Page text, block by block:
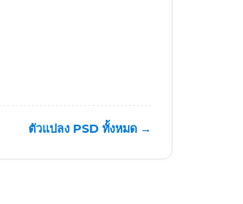
ตัวแปลง PSD ทั้งหมด →